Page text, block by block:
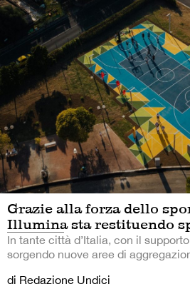
Grazie alla forza dello
Illumina sta restituendo
In tante città d’Italia, con il
sorgendo nuove aree di
di Redazione Undici